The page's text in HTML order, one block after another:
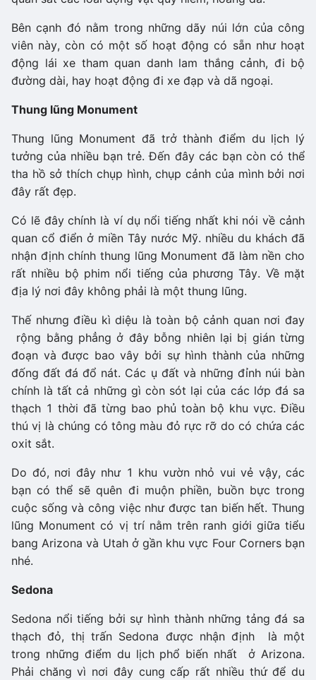
Bên cạnh đó nằm trong những dãy núi lớn của công
viên này, còn có một số hoạt động có sẵn như hoạt
động lái xe tham quan danh lam thắng cảnh, đi bộ
đường dài, hay hoạt động đi xe đạp và dã ngoại.
Thung lũng Monument
Thung lũng Monument đã trở thành điểm du lịch lý
tưởng của nhiều bạn trẻ. Đến đây các bạn còn có thể
tha hồ sở thích chụp hình, chụp cảnh của mình bởi nơi
đây rất đẹp.
Có lẽ đây chính là ví dụ nổi tiếng nhất khi nói về cảnh
quan cổ điển ở miền Tây nước Mỹ. nhiều du khách đã
nhận định chính thung lũng Monument đã làm nền cho
rất nhiều bộ phim nổi tiếng của phương Tây. Về mặt
địa lý nơi đây không phải là một thung lũng.
Thế nhưng điều kì diệu là toàn bộ cảnh quan nơi đay
rộng bằng phẳng ở đây bỗng nhiên lại bị gián từng
đoạn và được bao vây bởi sự hình thành của những
đống đất đá đổ nát. Các ụ đất và những đỉnh núi bàn
chính là tất cả những gì còn sót lại của các lớp đá sa
thạch 1 thời đã từng bao phủ toàn bộ khu vực. Điều
thú vị là chúng có tông màu đỏ rực rỡ do có chứa các
oxit sắt.
Do đó, nơi đây như 1 khu vườn nhỏ vui vẻ vậy, các
bạn có thể sẽ quên đi muộn phiền, buồn bực trong
cuộc sống và công việc như được tan biến hết. Thung
lũng Monument có vị trí nằm trên ranh giới giữa tiểu
bang Arizona và Utah ở gần khu vực Four Corners bạn
nhé.
Sedona
Sedona nổi tiếng bởi sự hình thành những tảng đá sa
thạch đỏ, thị trấn Sedona được nhận định là một
trong những điểm du lịch phổ biến nhất ở Arizona.
Phải chăng vì nơi đây cung cấp rất nhiều thứ để du